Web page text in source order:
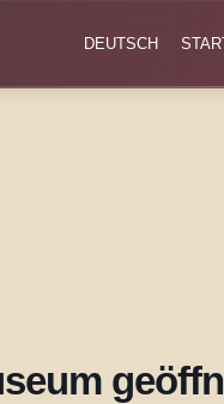
DEUTSCH